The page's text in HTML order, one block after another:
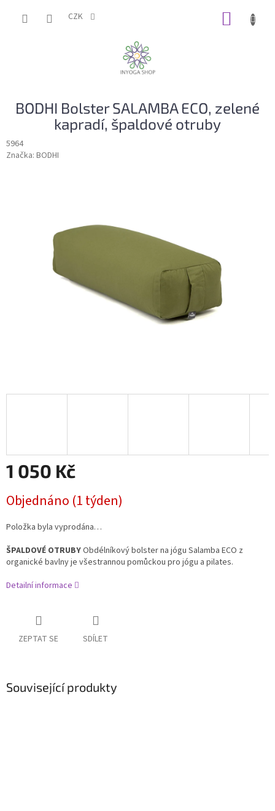
CZK
BODHI Bolster SALAMBA ECO, zelené
kapradí, špaldové otruby
5964
Značka: BODHI
1 050 Kč
cena:
Objednáno (1 týden)
Položka byla vyprodána…
ŠPALDOVÉ OTRUBYObdélníkovýbolster na jógu Salamba ECO z
organické bavlny je všestrannou pomůckou pro jógu a pilates.
Detailní informace
ZEPTAT SE SDÍLET
Související produkty